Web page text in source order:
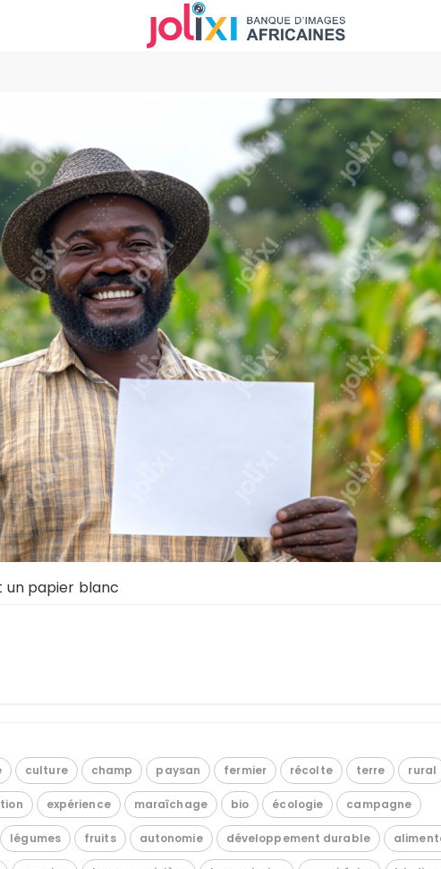
un papier blanc
culture champ paysan fermier récolte terre rural
expérience maraîchage bio écologie campagne
légumes fruits autonomie développement durable